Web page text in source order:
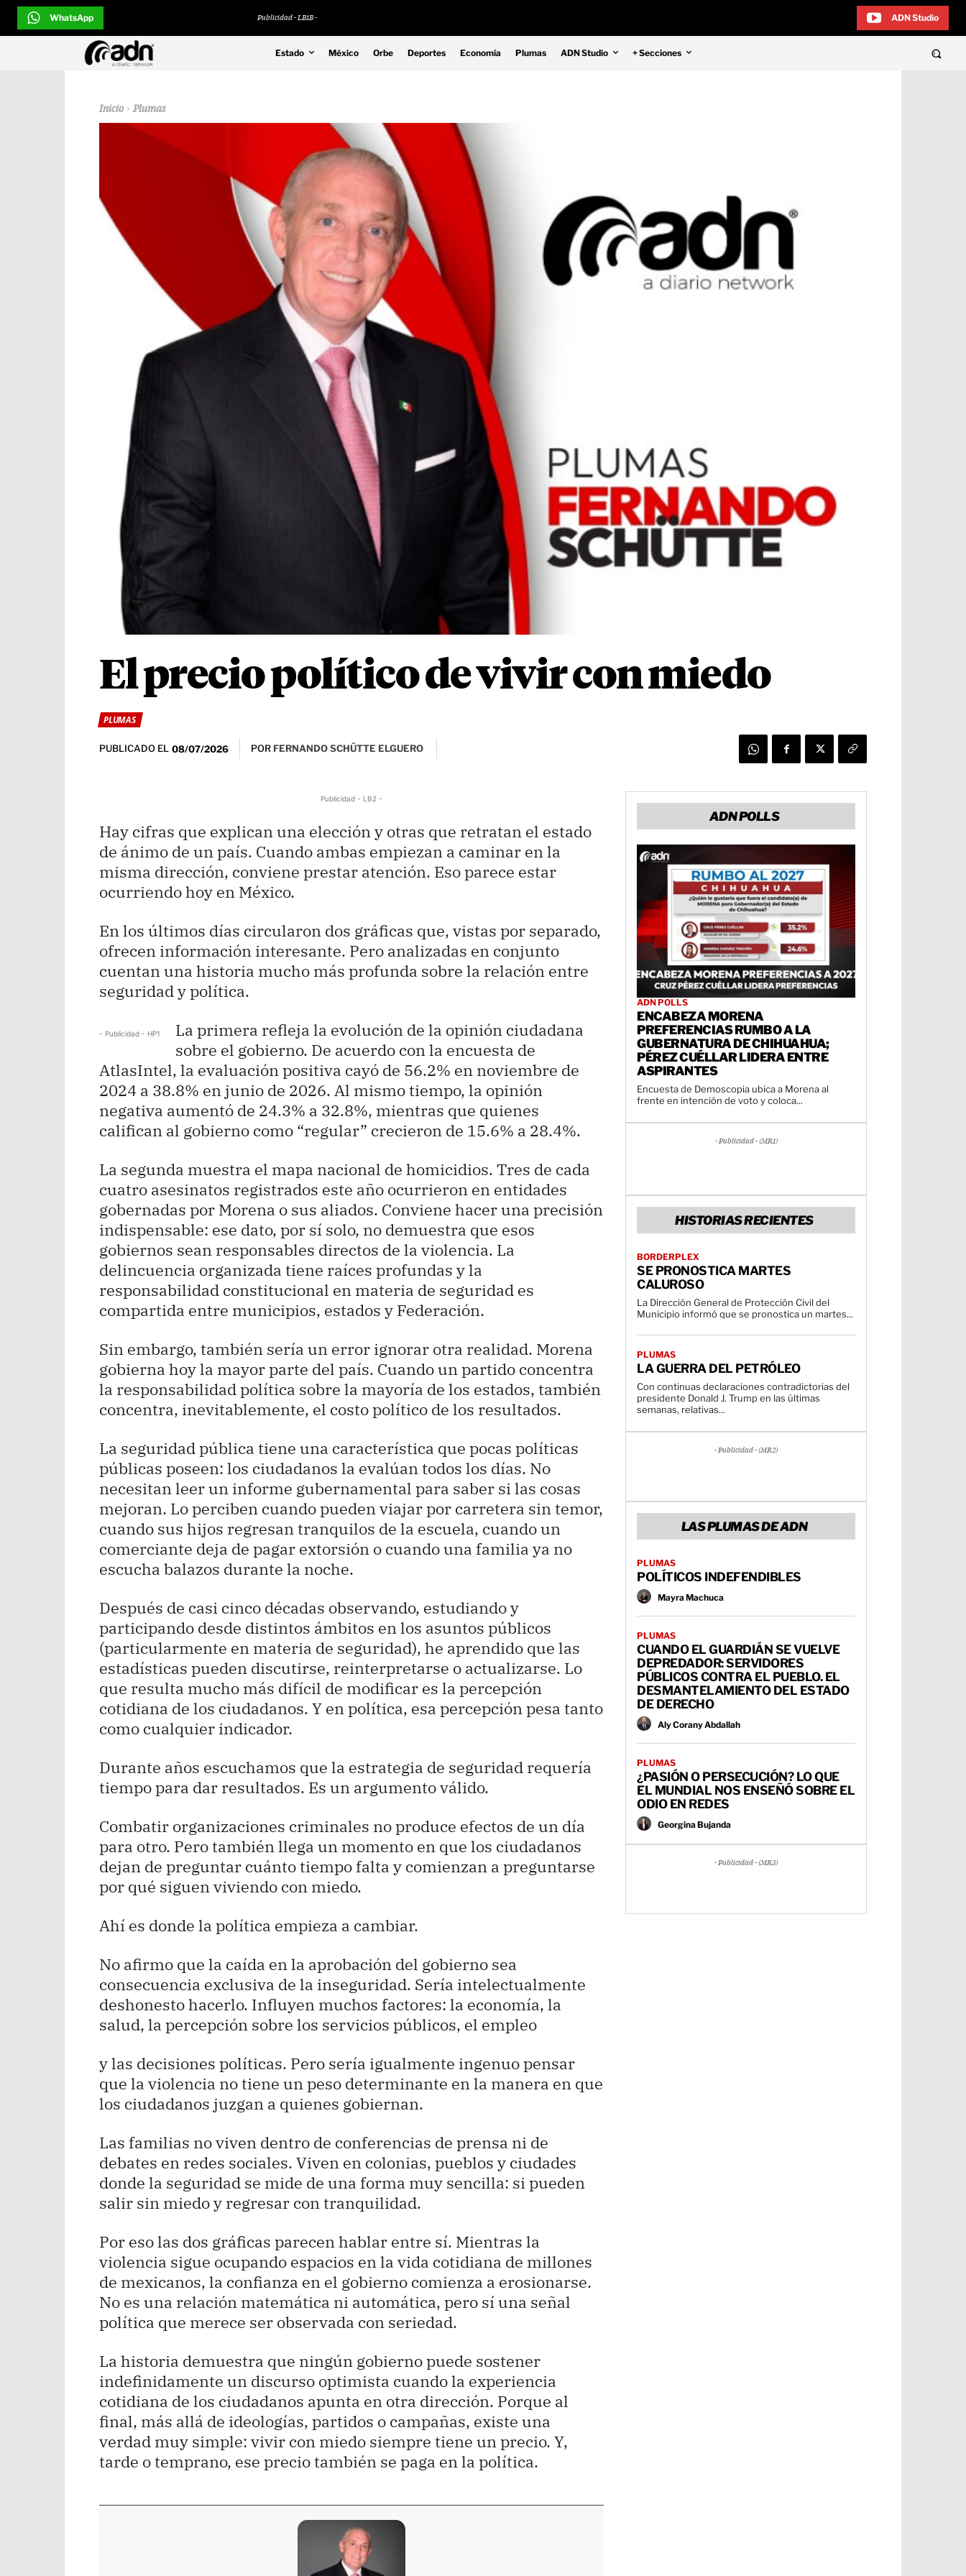
WhatsApp Publicidad - LB1B - ADN Studio
Estado México Orbe Deportes Economía Plumas ADN Studio + Secciones
Inicio Plumas
El precio político de vivir con miedo
PLUMAS
PUBLICADO EL 08/07/2026 POR FERNANDO SCHÜTTE ELGUERO
Publicidad - LB2 -
Hay cifras que explican una elección y otras que retratan el estado
de ánimo de un país. Cuando ambas empiezan a caminar en la
misma dirección, conviene prestar atención. Eso parece estar
ocurriendo hoy en México.
En los últimos días circularon dos gráficas que, vistas por separado,
ofrecen información interesante. Pero analizadas en conjunto
cuentan una historia mucho más profunda sobre la relación entre
seguridad y política.
- Publicidad - HP1
La primera refleja la evolución de la opinión ciudadana
sobre el gobierno. De acuerdo con la encuesta de
AtlasIntel, la evaluación positiva cayó de 56.2% en noviembre de
2024 a 38.8% en junio de 2026. Al mismo tiempo, la opinión
negativa aumentó de 24.3% a 32.8%, mientras que quienes
califican al gobierno como “regular” crecieron de 15.6% a 28.4%.
La segunda muestra el mapa nacional de homicidios. Tres de cada
cuatro asesinatos registrados este año ocurrieron en entidades
gobernadas por Morena o sus aliados. Conviene hacer una precisión
indispensable: ese dato, por sí solo, no demuestra que esos
gobiernos sean responsables directos de la violencia. La
delincuencia organizada tiene raíces profundas y la
responsabilidad constitucional en materia de seguridad es
compartida entre municipios, estados y Federación.
Sin embargo, también sería un error ignorar otra realidad. Morena
gobierna hoy la mayor parte del país. Cuando un partido concentra
la responsabilidad política sobre la mayoría de los estados, también
concentra, inevitablemente, el costo político de los resultados.
La seguridad pública tiene una característica que pocas políticas
públicas poseen: los ciudadanos la evalúan todos los días. No
necesitan leer un informe gubernamental para saber si las cosas
mejoran. Lo perciben cuando pueden viajar por carretera sin temor,
cuando sus hijos regresan tranquilos de la escuela, cuando un
comerciante deja de pagar extorsión o cuando una familia ya no
escucha balazos durante la noche.
Después de casi cinco décadas observando, estudiando y
participando desde distintos ámbitos en los asuntos públicos
(particularmente en materia de seguridad), he aprendido que las
estadísticas pueden discutirse, reinterpretarse o actualizarse. Lo
que resulta mucho más difícil de modificar es la percepción
cotidiana de los ciudadanos. Y en política, esa percepción pesa tanto
como cualquier indicador.
Durante años escuchamos que la estrategia de seguridad requería
tiempo para dar resultados. Es un argumento válido.
Combatir organizaciones criminales no produce efectos de un día
para otro. Pero también llega un momento en que los ciudadanos
dejan de preguntar cuánto tiempo falta y comienzan a preguntarse
por qué siguen viviendo con miedo.
Ahí es donde la política empieza a cambiar.
No afirmo que la caída en la aprobación del gobierno sea
consecuencia exclusiva de la inseguridad. Sería intelectualmente
deshonesto hacerlo. Influyen muchos factores: la economía, la
salud, la percepción sobre los servicios públicos, el empleo
y las decisiones políticas. Pero sería igualmente ingenuo pensar
que la violencia no tiene un peso determinante en la manera en que
los ciudadanos juzgan a quienes gobiernan.
Las familias no viven dentro de conferencias de prensa ni de
debates en redes sociales. Viven en colonias, pueblos y ciudades
donde la seguridad se mide de una forma muy sencilla: si pueden
salir sin miedo y regresar con tranquilidad.
Por eso las dos gráficas parecen hablar entre sí. Mientras la
violencia sigue ocupando espacios en la vida cotidiana de millones
de mexicanos, la confianza en el gobierno comienza a erosionarse.
No es una relación matemática ni automática, pero sí una señal
política que merece ser observada con seriedad.
La historia demuestra que ningún gobierno puede sostener
indefinidamente un discurso optimista cuando la experiencia
cotidiana de los ciudadanos apunta en otra dirección. Porque al
final, más allá de ideologías, partidos o campañas, existe una
verdad muy simple: vivir con miedo siempre tiene un precio. Y,
tarde o temprano, ese precio también se paga en la política.
ADN POLLS
ADN POLLS
ENCABEZA MORENA
PREFERENCIAS RUMBO A LA
GUBERNATURA DE CHIHUAHUA;
PÉREZ CUÉLLAR LIDERA ENTRE
ASPIRANTES
Encuesta de Demoscopia ubica a Morena al
frente en intención de voto y coloca...
- Publicidad - (MR1)
HISTORIAS RECIENTES
BORDERPLEX
SE PRONOSTICA MARTES
CALUROSO
La Dirección General de Protección Civil del
Municipio informó que se pronostica un martes...
PLUMAS
LA GUERRA DEL PETRÓLEO
Con continuas declaraciones contradictorias del
presidente Donald J. Trump en las últimas
semanas, relativas...
- Publicidad - (MR2)
LAS PLUMAS DE ADN
PLUMAS
POLÍTICOS INDEFENDIBLES
Mayra Machuca
PLUMAS
CUANDO EL GUARDIÁN SE VUELVE
DEPREDADOR: SERVIDORES
PÚBLICOS CONTRA EL PUEBLO. EL
DESMANTELAMIENTO DEL ESTADO
DE DERECHO
Aly Corany Abdallah
PLUMAS
¿PASIÓN O PERSECUCIÓN? LO QUE
EL MUNDIAL NOS ENSEÑÓ SOBRE EL
ODIO EN REDES
Georgina Bujanda
- Publicidad - (MR3)